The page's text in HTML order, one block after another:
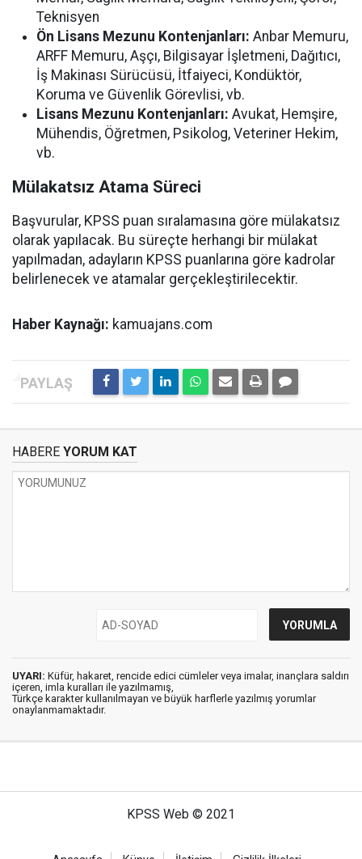
Teknisyen
Ön Lisans Mezunu Kontenjanları: Anbar Memuru,
ARFF Memuru, Aşçı, Bilgisayar İşletmeni, Dağıtıcı,
İş Makinası Sürücüsü, İtfaiyeci, Kondüktör,
Koruma ve Güvenlik Görevlisi, vb.
Lisans Mezunu Kontenjanları: Avukat, Hemşire,
Mühendis, Öğretmen, Psikolog, Veteriner Hekim,
vb.
Mülakatsız Atama Süreci
Başvurular, KPSS puan sıralamasına göre mülakatsız
olarak yapılacak. Bu süreçte herhangi bir mülakat
yapılmadan, adayların KPSS puanlarına göre kadrolar
belirlenecek ve atamalar gerçekleştirilecektir.
Haber Kaynağı: kamuajans.com
HABERE YORUM KAT
UYARI: Küfür, hakaret, rencide edici cümleler veya imalar, inançlara saldırı
içeren, imla kuralları ile yazılmamış,
Türkçe karakter kullanılmayan ve büyük harflerle yazılmış yorumlar
onaylanmamaktadır.
KPSS Web © 2021